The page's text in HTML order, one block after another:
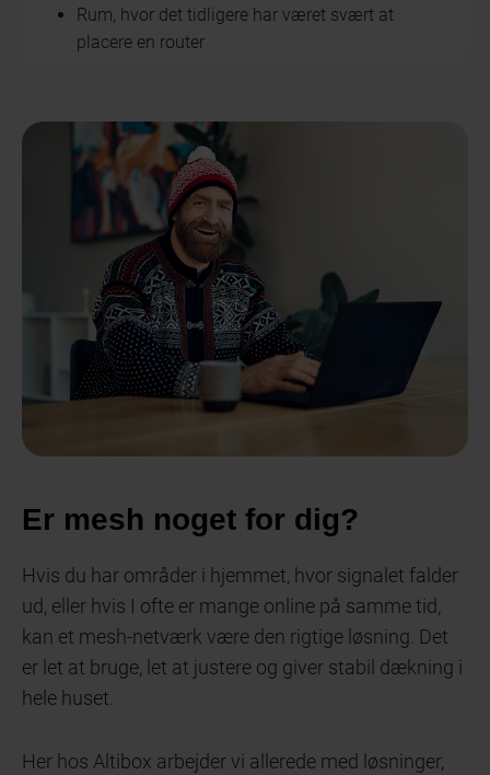
Rum, hvor det tidligere har været svært at
placere en router
Er mesh noget for dig?
Hvis du har områder i hjemmet, hvor signalet falder
ud, eller hvis I ofte er mange online på samme tid,
kan et mesh-netværk være den rigtige løsning. Det
er let at bruge, let at justere og giver stabil dækning i
hele huset.
Her hos Altibox arbejder vi allerede med løsninger,